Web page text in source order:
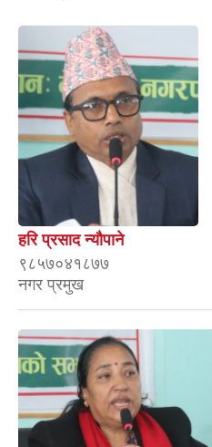
हरि प्रसाद न्याैपाने
९८५७०४१८७७
नगर प्रमुख